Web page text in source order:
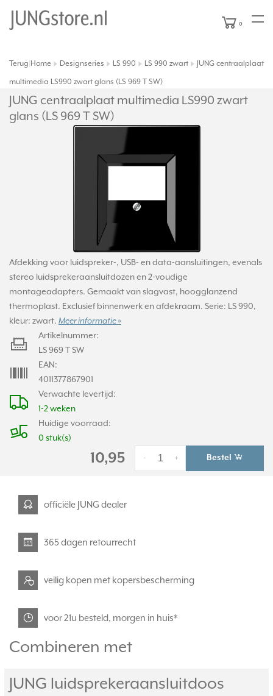
0
Terug Home Designseries LS 990 LS 990 zwart
JUNG centraalplaat
multimedia LS990 zwart glans (LS 969 T SW)
JUNG centraalplaat multimedia LS990 zwart
glans (LS 969 T SW)
Afdekking voor luidspreker-, USB- en data-aansluitingen, evenals
stereo luidsprekeraansluitdozen en 2-voudige
montageadapters. Gemaakt van slagvast, hoogglanzend
thermoplast. Exclusief binnenwerk en afdekraam. Serie: LS 990,
kleur: zwart. Meer informatie »
Verwachte levertijd:
1-2 weken
Huidige voorraad:
0 stuk(s)
Artikelnummer:
LS 969 T SW
EAN:
4011377867901
10,95 +
- Bestel
officiële JUNG dealer
365 dagen retourrecht
veilig kopen met kopersbescherming
voor 21u besteld, morgen in huis*
Combineren met
JUNG luidsprekeraansluitdoos